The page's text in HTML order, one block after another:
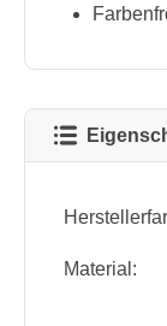
Material: